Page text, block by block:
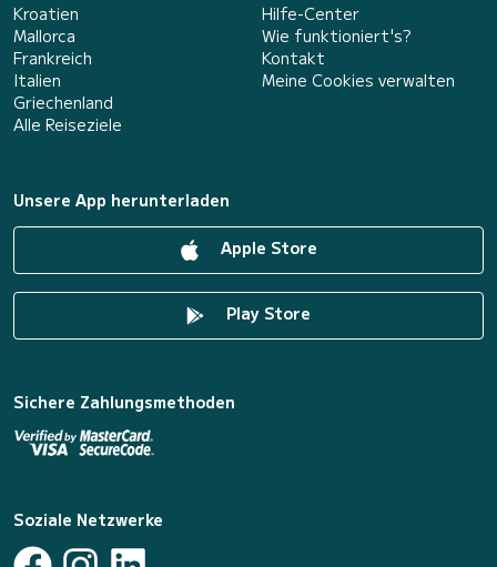
Kroatien
Mallorca
Frankreich
Italien
Griechenland
Alle Reiseziele
Hilfe-Center
Wie funktioniert's?
Kontakt
Meine Cookies verwalten
Unsere App herunterladen
Apple Store
Play Store
Sichere Zahlungsmethoden
Soziale Netzwerke